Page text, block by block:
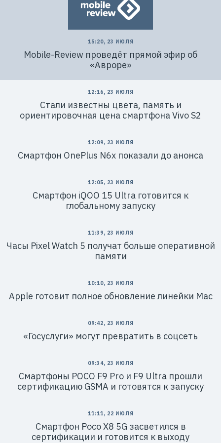
15:20, 23 ИЮЛЯ
Mobile-Review проведёт прямой эфир об
«Авроре»
12:16, 23 ИЮЛЯ
Стали известны цвета, память и
ориентировочная цена смартфона Vivo S2
12:09, 23 ИЮЛЯ
Смартфон OnePlus N6x показали до анонса
12:05, 23 ИЮЛЯ
Смартфон iQOO 15 Ultra готовится к
глобальному запуску
11:39, 23 ИЮЛЯ
Часы Pixel Watch 5 получат больше оперативной
памяти
10:10, 23 ИЮЛЯ
Apple готовит полное обновление линейки Mac
09:42, 23 ИЮЛЯ
«Госуслуги» могут превратить в соцсеть
09:34, 23 ИЮЛЯ
Смартфоны POCO F9 Pro и F9 Ultra прошли
сертификацию GSMA и готовятся к запуску
11:11, 22 ИЮЛЯ
Смартфон Poco X8 5G засветился в
сертификации и готовится к выходу